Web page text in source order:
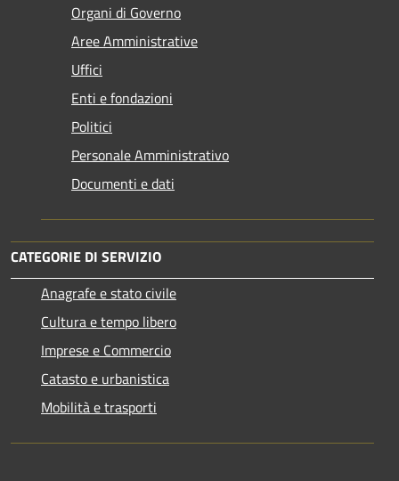
Organi di Governo
Aree Amministrative
Uffici
Enti e fondazioni
Politici
Personale Amministrativo
Documenti e dati
CATEGORIE DI SERVIZIO
Anagrafe e stato civile
Cultura e tempo libero
Imprese e Commercio
Catasto e urbanistica
Mobilità e trasporti